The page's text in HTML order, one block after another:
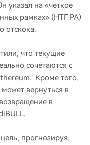
указал на «четкое
рамках» (HTF PA)
отскока.
что текущие
сочетаются с
Кроме того,
может вернуться в
в
прогнозируя,